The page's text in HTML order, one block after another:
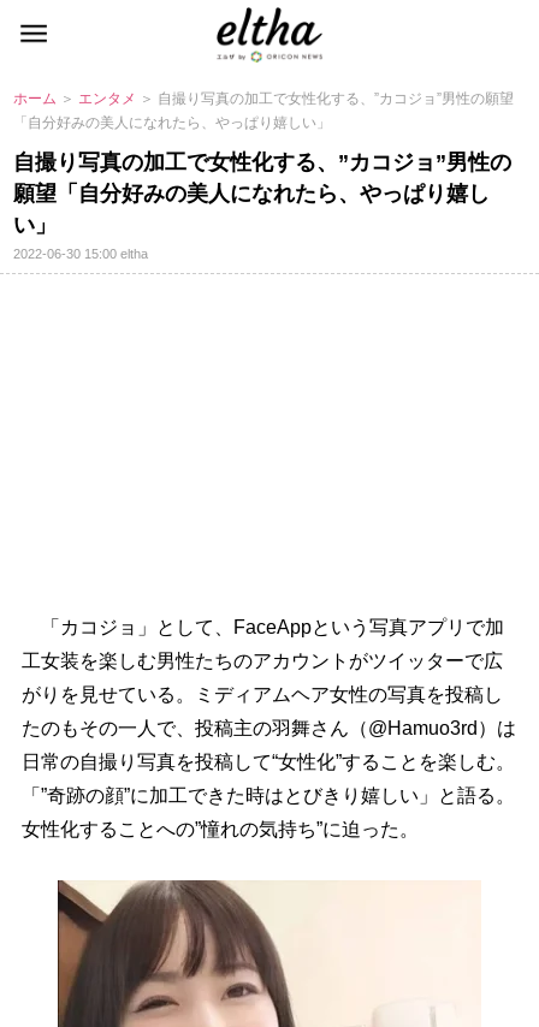
ホーム ＞ エンタメ ＞ 自撮り写真の加工で女性化する、”カコジョ”男性の願望
「自分好みの美人になれたら、やっぱり嬉しい」
自撮り写真の加工で女性化する、”カコジョ”男性の
願望「自分好みの美人になれたら、やっぱり嬉し
い」
2022-06-30 15:00eltha
「カコジョ」として、FaceAppという写真アプリで加
工女装を楽しむ男性たちのアカウントがツイッターで広
がりを見せている。ミディアムヘア女性の写真を投稿し
たのもその一人で、投稿主の羽舞さん（@Hamuo3rd）は
日常の自撮り写真を投稿して“女性化”することを楽しむ。
「”奇跡の顔”に加工できた時はとびきり嬉しい」と語る。
女性化することへの”憧れの気持ち”に迫った。